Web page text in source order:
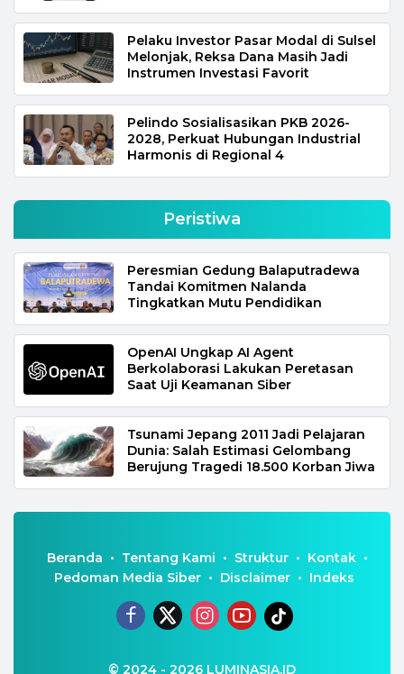
Pelaku Investor Pasar Modal di Sulsel
Melonjak, Reksa Dana Masih Jadi
Instrumen Investasi Favorit
Pelindo Sosialisasikan PKB 2026-
2028, Perkuat Hubungan Industrial
Harmonis di Regional 4
Peristiwa
Peresmian Gedung Balaputradewa
Tandai Komitmen Nalanda
Tingkatkan Mutu Pendidikan
OpenAI Ungkap AI Agent
Berkolaborasi Lakukan Peretasan
Saat Uji Keamanan Siber
Tsunami Jepang 2011 Jadi Pelajaran
Dunia: Salah Estimasi Gelombang
Berujung Tragedi 18.500 Korban Jiwa
Beranda Tentang Kami Struktur
Kontak
Pedoman Media Siber
Disclaimer Indeks
© 2024 - 2026 LUMINASIA.ID